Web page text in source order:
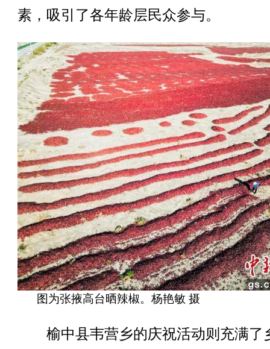
素，吸引了各年龄层民众参与。
图为张掖高台晒辣椒。杨艳敏 摄
榆中县韦营乡的庆祝活动则充满了